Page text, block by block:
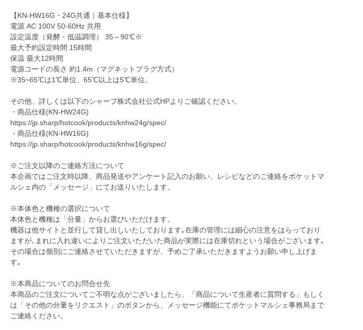
【KN-HW16G・24G共通｜基本仕様】
電源 AC 100V 50-60Hz 共用
設定温度（発酵・低温調理） 35～90℃※
最大予約設定時間 15時間
保温 最大12時間
電源コードの長さ 約1.4m（マグネットプラグ方式）
※35~65℃は1℃単位、65℃以上は5℃単位。
その他、詳しくは以下のシャープ株式会社公式HPよりご確認ください。
・商品仕様(KN-HW24G)
https://jp.sharp/hotcook/products/knhw24g/spec/
・商品仕様(KN-HW16G)
https://jp.sharp/hotcook/products/knhw16g/spec/
※ご注文以降のご連絡方法について
本企画ではご注文時以降、商品発送やアンケート記入のお願い、レシピなどのご連絡をポケットマ
ルシェ内の「メッセージ」にてお送りいたします。
※本体色と機種の選択について
本体色と機種は「分量」からお選びいただけます。
機器は他サイトと並行して貸し出しいたしております｡在庫の管理には細心の注意をはらっており
ますが､まれに入れ違いによりご注文いただいた商品が実際には在庫切れという場合がございます｡
その場合は個別にご連絡させていただきますが、予めご了承いただきますようお願い申し上げま
す｡
※本商品についてのお問合せ先
本商品のご注文についてご不明な点がございましたら、「商品について生産者に質問する」もしく
は「その他の分量をリクエスト」のボタンから、メッセージ機能にてポケットマルシェ事務局まで
ご連絡ください。